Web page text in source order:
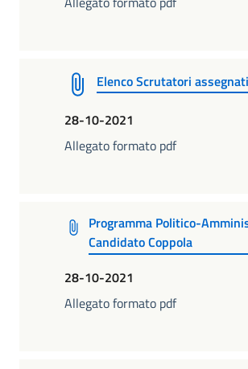
Elenco Scrutatori assegnati
28-10-2021
Allegato formato pdf
Programma Politico-
Candidato Coppola
28-10-2021
Allegato formato pdf